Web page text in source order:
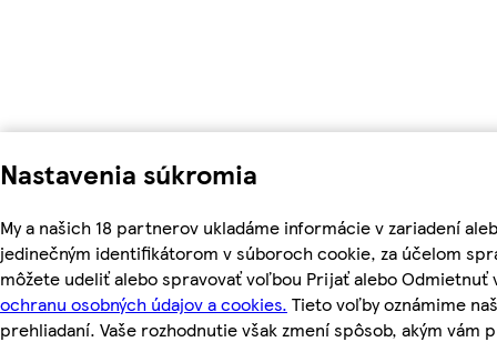
Nastavenia súkromia
My a našich 18 partnerov ukladáme informácie v zariadení
jedinečným identifikátorom v súboroch cookie, za účelom
môžete udeliť alebo spravovať voľbou Prijať alebo
ochranu osobných údajov a cookies. Tieto voľby oznámime
prehliadaní. Vaše rozhodnutie však zmení spôsob, akým vám